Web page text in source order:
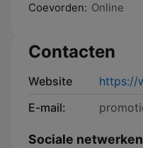
Coevorden: Online
Contacten
Website
https://
E-mail:
Sociale netwerken